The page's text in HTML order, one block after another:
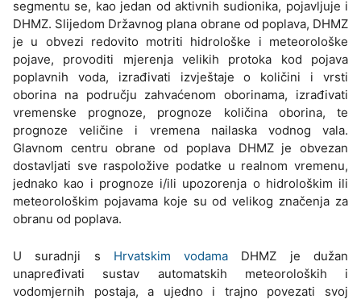
segmentu se, kao jedan od aktivnih sudionika, pojavljuje i
DHMZ. Slijedom Državnog plana obrane od poplava, DHMZ
je u obvezi redovito motriti hidrološke i meteorološke
pojave, provoditi mjerenja velikih protoka kod pojava
poplavnih voda, izrađivati izvještaje o količini i vrsti
oborina na području zahvaćenom oborinama, izrađivati
vremenske prognoze, prognoze količina oborina, te
prognoze veličine i vremena nailaska vodnog vala.
Glavnom centru obrane od poplava DHMZ je obvezan
dostavljati sve raspoložive podatke u realnom vremenu,
jednako kao i prognoze i/ili upozorenja o hidrološkim ili
meteorološkim pojavama koje su od velikog značenja za
obranu od poplava.
U suradnji s Hrvatskim vodama DHMZ je dužan
unapređivati sustav automatskih meteoroloških i
vodomjernih postaja, a ujedno i trajno povezati svoj